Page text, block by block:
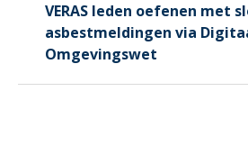
VERAS leden oefenen met
asbestmeldingen via
Omgevingswet